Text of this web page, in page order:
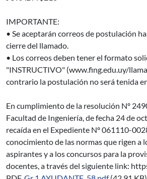
IMPORTANTE:
• Se aceptarán correos de postulación
cierre del llamado.
• Los correos deben tener el formato
"INSTRUCTIVO" (www.fing.edu.uy/
contrario la postulación no será tenida
En cumplimiento de la resolución Nº
Facultad de Ingeniería, de fecha 24 de
recaída en el Expediente Nº 061110-
conocimiento de las normas que rigen a
aspirantes y a los concursos para la
docentes, a través del siguiente link: